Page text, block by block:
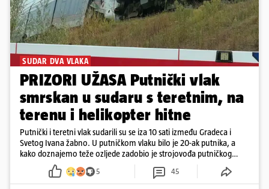
SUDAR DVA VLAKA
PRIZORI UŽASA Putnički vlak
smrskan u sudaru s teretnim, na
terenu i helikopter hitne
Putnički i teretni vlak sudarili su se iza 10 sati između Gradeca i
Svetog Ivana žabno. U putničkom vlaku bilo je 20-ak putnika, a
kako doznajemo teže ozljede zadobio je strojovođa putničkog
vlaka. Zatvoren je promet, a fotoreporteri Prigorskog objavili su
prve snimke s mjesta sudara
5 45